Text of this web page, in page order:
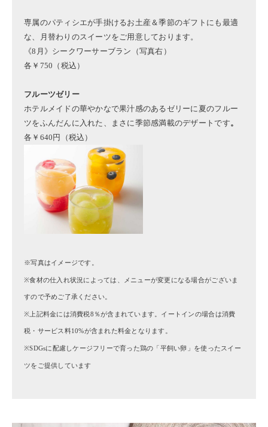
専属のパティシエが手掛けるお土産＆季節のギフトにも最適
な、月替わりのスイーツをご用意しております。
《8月》シークワーサーブラン（写真右）
各￥750（税込）
フルーツゼリー
ホテルメイドの華やかなで果汁感のあるゼリーに夏のフルー
ツをふんだんに入れた、まさに季節感満載のデザートです。
各￥640円（税込）
※写真はイメージです。
※食材の仕入れ状況によっては、メニューが変更になる場合がございま
すので予めご了承ください。
※上記料金には消費税8％が含まれています。イートインの場合は消費
税・サービス料10%が含まれた料金となります。
※SDGsに配慮しケージフリーで育った鶏の「平飼い卵」を使ったスイー
ツをご提供しています